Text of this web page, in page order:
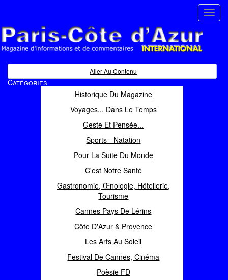
Magazine d'informations et de commentaires
Aller Au Contenu
Catégories
Historique Du Magazine
Voyages... Dans Le Temps
Geste Et Pensée...
Sports - Natation
Pour La Suite Du Monde
C'est Notre Santé
Gastronomie, Œnologie, Hôtellerie,
Tourisme
Cannes Pays De Lérins
Côte D'Azur & Provence
Les Arts Au Soleil
Festival De Cannes, Cinéma
Poèsie FD